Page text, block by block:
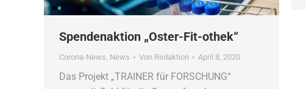
Spendenaktion „Oster-Fit-othek“
Corona-News News Von Redaktion April 8, 2020
Das Projekt „TRAINER für FORSCHUNG“